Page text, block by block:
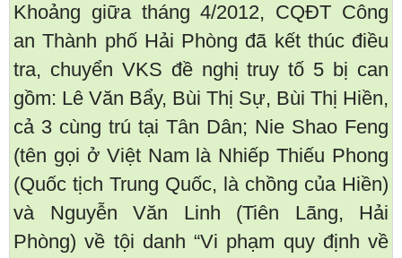
Khoảng giữa tháng 4/2012, CQĐT Công
an Thành phố Hải Phòng đã kết thúc điều
tra, chuyển VKS đề nghị truy tố 5 bị can
gồm: Lê Văn Bẩy, Bùi Thị Sự, Bùi Thị Hiền,
cả 3 cùng trú tại Tân Dân; Nie Shao Feng
(tên gọi ở Việt Nam là Nhiếp Thiếu Phong
(Quốc tịch Trung Quốc, là chồng của Hiền)
và Nguyễn Văn Linh (Tiên Lãng, Hải
Phòng) về tội danh “Vi phạm quy định về